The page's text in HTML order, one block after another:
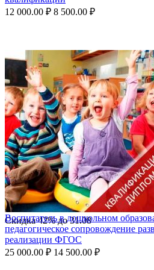
12 000.00 ₽ 8 500.00 ₽
Скидка42%до31.08
Воспитатель в дошкольном
педагогическое сопровождение
реализации ФГОС
25 000.00 ₽ 14 500.00 ₽